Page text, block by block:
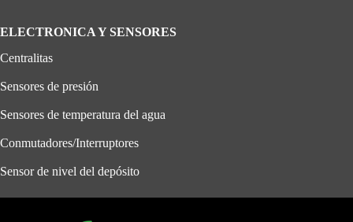
ELECTRONICA Y SENSORES
Centralitas
Sensores de presión
Sensores de temperatura del agua
Conmutadores/Interruptores
Sensor de nivel del depósito